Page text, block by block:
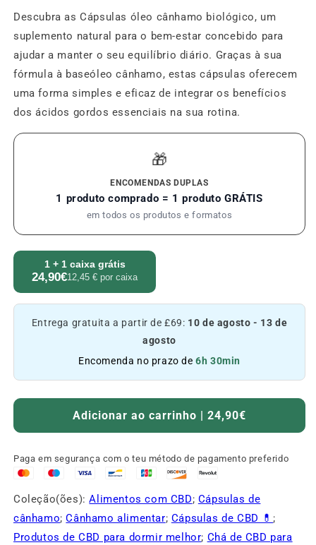
Descubra as Cápsulas óleo cânhamo biológico, um
suplemento natural para o bem-estar concebido para
ajudar a manter o seu equilíbrio diário. Graças à sua
fórmula à baseóleo cânhamo, estas cápsulas oferecem
uma forma simples e eficaz de integrar os benefícios
dos ácidos gordos essenciais na sua rotina.
🎁
ENCOMENDAS DUPLAS
1 produto comprado = 1 produto GRÁTIS
em todos os produtos e formatos
1 + 1 caixa grátis
24,90€12,45 € por caixa
Entrega gratuita a partir de £69: 10 de agosto - 13 de
agosto
Encomenda no prazo de6h 30min
Adicionar ao carrinho | 24,90€
Paga em segurança com o teu método de pagamento preferido
Coleção(ões):Alimentos com CBD; Cápsulas de
cânhamo;Cânhamo alimentar; Cápsulas de CBD 💊 ;
Produtos de CBD para dormir melhor; Chá de CBD para